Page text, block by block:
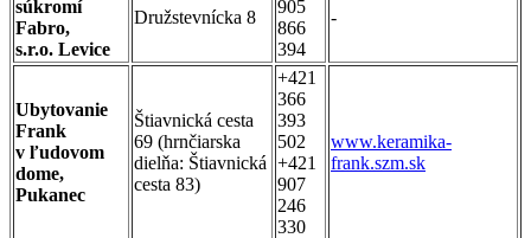
súkromí
Fabro,
s.r.o. Levice
Družstevnícka 8
905
866
394
-
Ubytovanie
Frank
v ľudovom
dome,
Pukanec
Štiavnická cesta
69 (hrnčiarska
dielňa: Štiavnická
cesta 83)
+421
366
393
502
+421
907
246
330
www.keramika-
frank.szm.sk